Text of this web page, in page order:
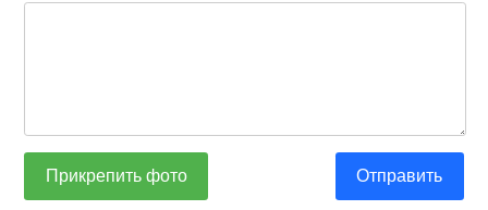
Прикрепить фото Отправить